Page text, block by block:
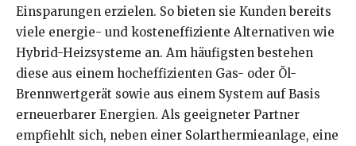
Einsparungen erzielen. So bieten sie Kunden bereits
viele energie- und kosteneffiziente Alternativen wie
Hybrid-Heizsysteme an. Am häufigsten bestehen
diese aus einem hocheffizienten Gas- oder Öl-
Brennwertgerät sowie aus einem System auf Basis
erneuerbarer Energien. Als geeigneter Partner
empfiehlt sich, neben einer Solarthermieanlage, eine